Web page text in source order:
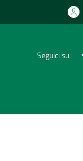
Seguici su: